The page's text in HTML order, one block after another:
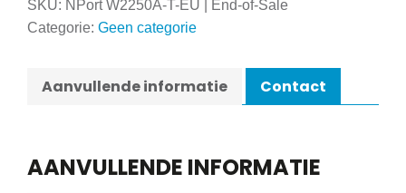
SKU: NPort W2250A-T-EU | End-of-Sale
Categorie: Geen categorie
Aanvullende informatie Contact
AANVULLENDE INFORMATIE